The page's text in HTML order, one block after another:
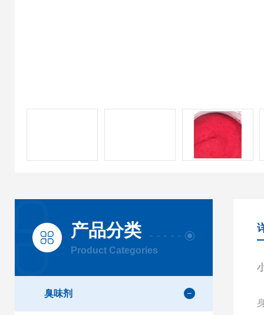
产品分类
Product Categories
臭味剂